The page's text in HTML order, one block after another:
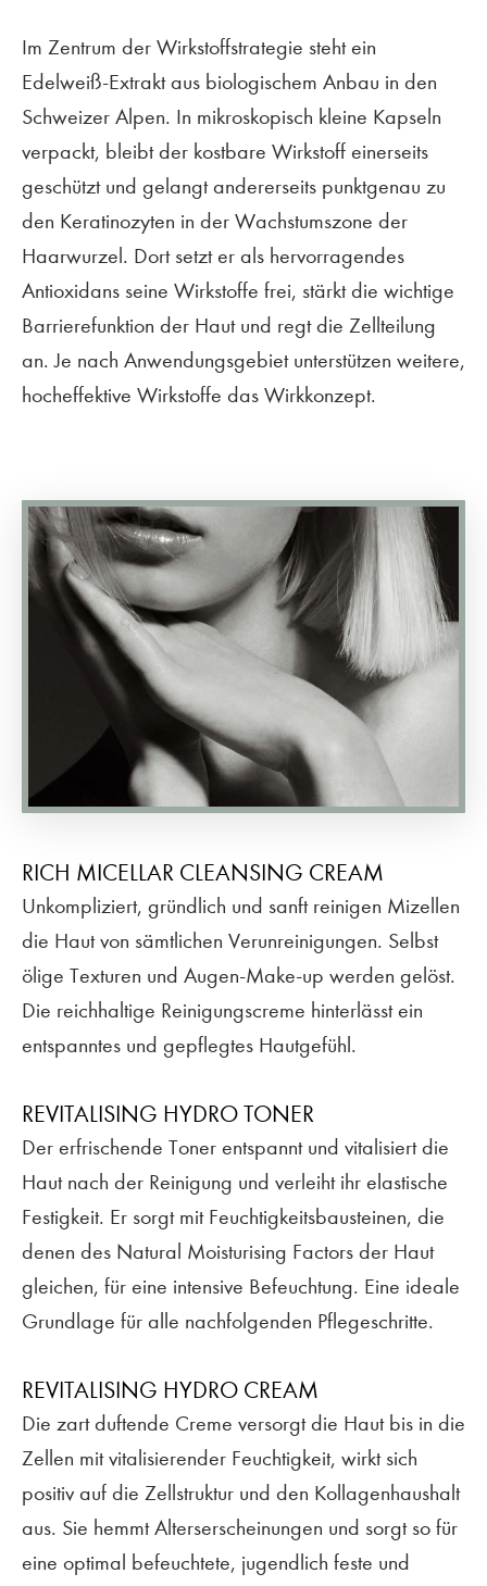
Im Zentrum der Wirkstoffstrategie steht ein
Edelweiß-Extrakt aus biologischem Anbau in den
Schweizer Alpen. In mikroskopisch kleine Kapseln
verpackt, bleibt der kostbare Wirkstoff einerseits
geschützt und gelangt andererseits punktgenau zu
den Keratinozyten in der Wachstumszone der
Haarwurzel. Dort setzt er als hervorragendes
Antioxidans seine Wirkstoffe frei, stärkt die wichtige
Barrierefunktion der Haut und regt die Zellteilung
an. Je nach Anwendungsgebiet unterstützen weitere,
hocheffektive Wirkstoffe das Wirkkonzept.
RICH MICELLAR CLEANSING CREAM
Unkompliziert, gründlich und sanft reinigen Mizellen
die Haut von sämtlichen Verunreinigungen. Selbst
ölige Texturen und Augen-Make-up werden gelöst.
Die reichhaltige Reinigungscreme hinterlässt ein
entspanntes und gepflegtes Hautgefühl.
REVITALISING HYDRO TONER
Der erfrischende Toner entspannt und vitalisiert die
Haut nach der Reinigung und verleiht ihr elastische
Festigkeit. Er sorgt mit Feuchtigkeitsbausteinen, die
denen des Natural Moisturising Factors der Haut
gleichen, für eine intensive Befeuchtung. Eine ideale
Grundlage für alle nachfolgenden Pflegeschritte.
REVITALISING HYDRO CREAM
Die zart duftende Creme versorgt die Haut bis in die
Zellen mit vitalisierender Feuchtigkeit, wirkt sich
positiv auf die Zellstruktur und den Kollagenhaushalt
aus. Sie hemmt Alterserscheinungen und sorgt so für
eine optimal befeuchtete, jugendlich feste und